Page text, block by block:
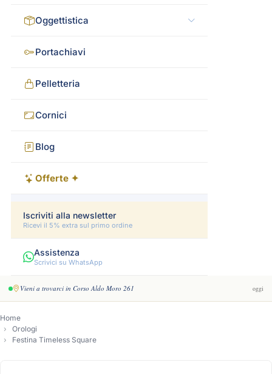
Oggettistica
Portachiavi
Pelletteria
Cornici
Blog
Offerte ✦
Iscriviti alla newsletter
Ricevi il 5% extra sul primo ordine
Assistenza
Scrivici su WhatsApp
Vieni a trovarci in Corso Aldo Moro 261 oggi
Home
Orologi
Festina Timeless Square